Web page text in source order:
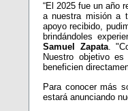
“El 2025 fue un año
a nuestra misión a
apoyo recibido,
brindándoles
Samuel Zapata.
Nuestro objetivo
beneficien
Para conocer más
estará anunciando